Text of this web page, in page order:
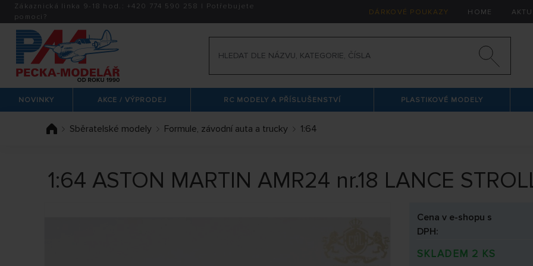
Zákaznická linka 9-18 hod.: +420 774 590 258 | Potřebujete
pomoci?
DÁRKOVÉ POUKAZY HOME
NOVINKY AKCE / VÝPRODEJ RC MODELY A PŘÍSLUŠENSTVÍ PLASTIKOVÉ MODELY
Sběratelské modely Formule, závodní auta a trucky 1:64
1:64 ASTON MARTIN AMR24 nr.18 LANCE
Cena v e-shopu s
DPH:
SKLADEM 2 KS